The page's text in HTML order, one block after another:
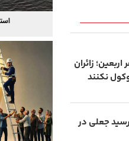
زائران
نکنند
با رسید جعلی در